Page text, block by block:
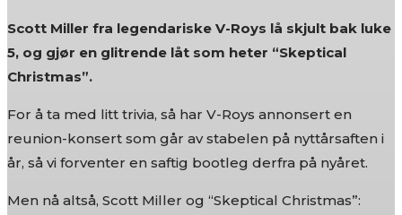
Scott Miller fra legendariske V-Roys lå skjult bak luke
5, og gjør en glitrende låt som heter “Skeptical
Christmas”.
For å ta med litt trivia, så har V-Roys annonsert en
reunion-konsert som går av stabelen på nyttårsaften i
år, så vi forventer en saftig bootleg derfra på nyåret.
Men nå altså, Scott Miller og “Skeptical Christmas”: